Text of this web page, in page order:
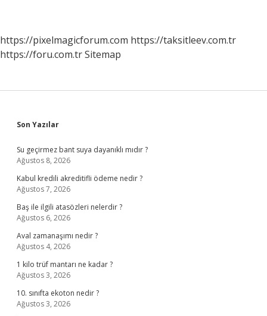
https://pixelmagicforum.com https://taksitleev.com.tr
https://foru.com.trSitemap
Sidebar
Son Yazılar
Su geçirmez bant suya dayanıklı mıdır ?
Ağustos 8, 2026
Kabul kredili akreditifli ödeme nedir ?
Ağustos 7, 2026
Baş ile ilgili atasözleri nelerdir ?
Ağustos 6, 2026
Aval zamanaşımı nedir ?
Ağustos 4, 2026
1 kilo trüf mantarı ne kadar ?
Ağustos 3, 2026
10. sınıfta ekoton nedir ?
Ağustos 3, 2026